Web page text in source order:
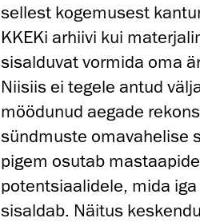
sellest kogemusest
KKEKi arhiivi kui
sisalduvat vormida oma
Niisiis ei tegele antud
möödunud aegade
sündmuste omavahelise
pigem osutab
potentsiaalidele, mida
sisaldab. Näitus